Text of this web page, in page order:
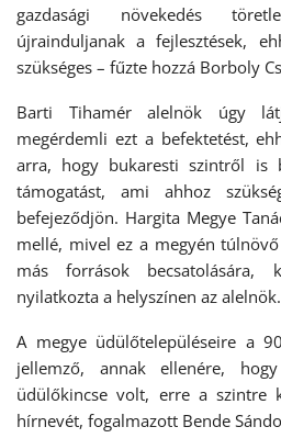
gazdasági növekedés
újrainduljanak a fejlesztések,
szükséges – fűzte hozzá Borboly
Barti Tihamér alelnök úgy
megérdemli ezt a befektetést,
arra, hogy bukaresti szintről is
támogatást, ami ahhoz
befejeződjön. Hargita Megye
mellé, mivel ez a megyén
más források becsatolására,
nyilatkozta a helyszínen az alelnök.
A megye üdülőtelepüléseire a
jellemző, annak ellenére,
üdülőkincse volt, erre a szintre
hírnevét, fogalmazott Bende